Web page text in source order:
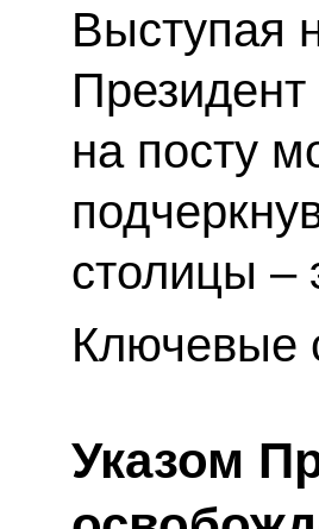
Выступая
на посту
столицы –
Ключевые
Указом